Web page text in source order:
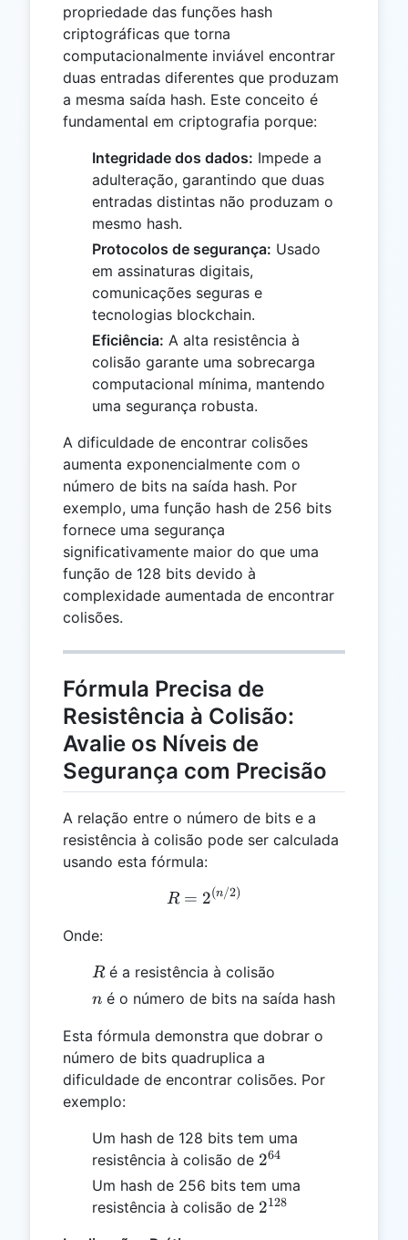
propriedade das funções hash
criptográficas que torna
computacionalmente inviável encontrar
duas entradas diferentes que produzam
a mesma saída hash. Este conceito é
fundamental em criptografia porque:
Integridade dos dados: Impede a
adulteração, garantindo que duas
entradas distintas não produzam o
mesmo hash.
Protocolos de segurança: Usado
em assinaturas digitais,
comunicações seguras e
tecnologias blockchain.
Eficiência: A alta resistência à
colisão garante uma sobrecarga
computacional mínima, mantendo
uma segurança robusta.
A dificuldade de encontrar colisões
aumenta exponencialmente com o
número de bits na saída hash. Por
exemplo, uma função hash de 256 bits
fornece uma segurança
significativamente maior do que uma
função de 128 bits devido à
complexidade aumentada de encontrar
colisões.
Fórmula Precisa de
Resistência à Colisão:
Avalie os Níveis de
Segurança com Precisão
A relação entre o número de bits e a
resistência à colisão pode ser calculada
usando esta fórmula:
R = 2^{(n / 2)}
R = 2(n/2)
Onde:
R
Ré a resistência à colisão
n
n é o número de bits na saída hash
Esta fórmula demonstra que dobrar o
número de bits quadruplica a
dificuldade de encontrar colisões. Por
exemplo:
Um hash de 128 bits tem uma
resistência à colisão de 2^{64}
264
Um hash de 256 bits tem uma
resistência à colisão de 2^{128}
2128